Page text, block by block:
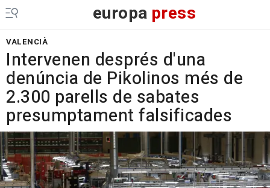
europa press
VALENCIÀ
Intervenen després d'una
denúncia de Pikolinos més de
2.300 parells de sabates
presumptament falsificades